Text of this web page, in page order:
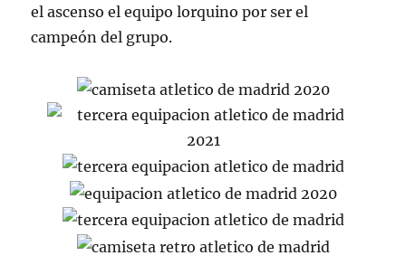
el ascenso el equipo lorquino por ser el
campeón del grupo.